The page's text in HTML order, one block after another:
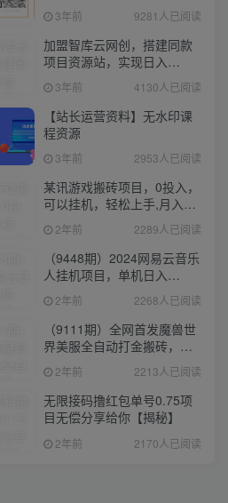
3年前 9281人已阅读
加盟智库云网创，搭建同款
项目资源站，实现日入
2000+
3年前 4130人已阅读
【站长运营资料】无水印课
程资源
3年前 2953人已阅读
某讯游戏搬砖项目，0投入，
可以挂机，轻松上手,月入
3000+上不封顶
2年前 2289人已阅读
（9448期）2024网易云音乐
人挂机项目，单机日入
150+，无脑月入5000+
2年前 2268人已阅读
（9111期）全网首发魔兽世
界美服全自动打金搬砖，日
入1000+，简单好操作，保
姆级教学
2年前 2213人已阅读
无限接码撸红包单号0.75项
目无偿分享给你【揭秘】
2年前 2170人已阅读